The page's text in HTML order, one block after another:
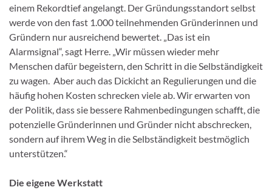
einem Rekordtief angelangt. Der Gründungsstandort selbst
werde von den fast 1.000 teilnehmenden Gründerinnen und
Gründern nur ausreichend bewertet. „Das ist ein
Alarmsignal“, sagt Herre. „Wir müssen wieder mehr
Menschen dafür begeistern, den Schritt in die Selbständigkeit
zu wagen. Aber auch das Dickicht an Regulierungen und die
häufig hohen Kosten schrecken viele ab. Wir erwarten von
der Politik, dass sie bessere Rahmenbedingungen schafft, die
potenzielle Gründerinnen und Gründer nicht abschrecken,
sondern auf ihrem Weg in die Selbständigkeit bestmöglich
unterstützen.“
Die eigene Werkstatt